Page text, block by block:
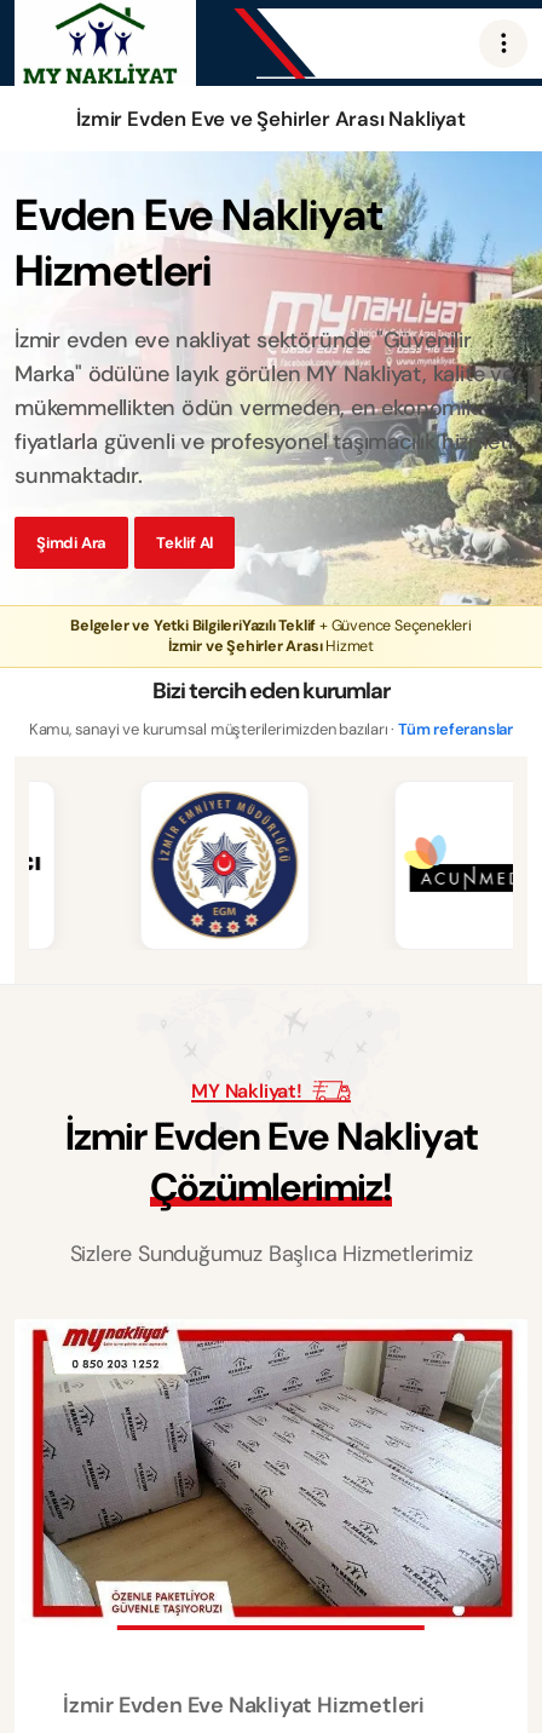
İzmir Evden Eve ve Şehirler Arası Nakliyat
Evden Eve Nakliyat
Hizmetleri
İzmir evden eve nakliyat sektöründe "Güvenilir
Marka" ödülüne layık görülen MY Nakliyat, kalite ve
mükemmellikten ödün vermeden, en ekonomik
fiyatlarla güvenli ve profesyonel taşımacılık hizmeti
sunmaktadır.
Şimdi Ara Teklif Al
Belgeler ve Yetki BilgileriYazılı Teklif+ Güvence Seçenekleri
İzmir ve Şehirler ArasıHizmet
Bizi tercih eden kurumlar
Kamu, sanayi ve kurumsal müşterilerimizden bazıları ·Tüm referanslar
MY Nakliyat!
İzmirEvdenEveNakliyat
Çözümlerimiz!
Sizlere Sunduğumuz Başlıca Hizmetlerimiz
İzmir Evden Eve Nakliyat Hizmetleri